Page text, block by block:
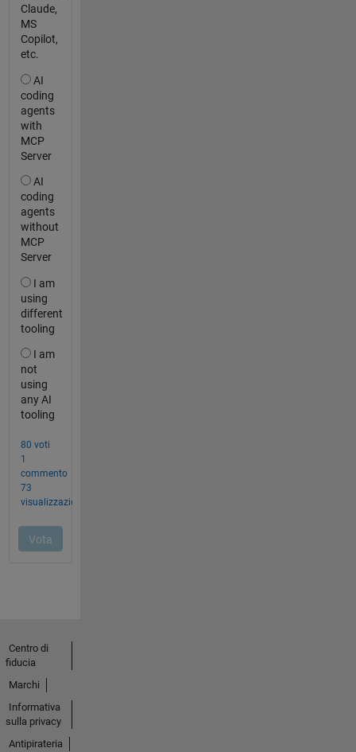
Centro di
fiducia
Marchi
Informativa
sulla privacy
Antipirateria